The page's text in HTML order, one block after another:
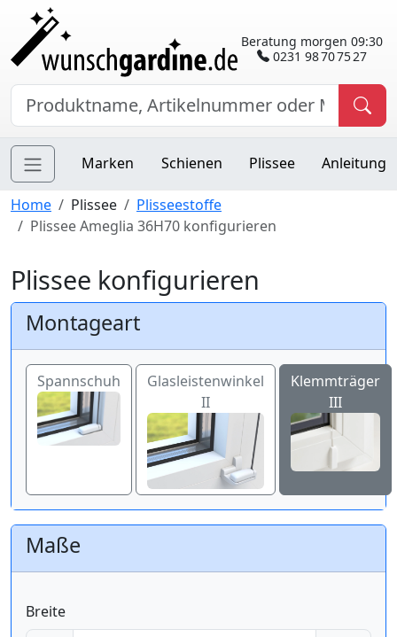
Beratung morgen 09:30
0231 98 70 75 27
Marken Schienen Plissee Anleitung
Home Plissee
Plisseestoffe
Plissee Ameglia 36H70 konfigurieren
Plissee konfigurieren
Montageart
Spannschuh
Glasleistenwinkel
II
Klemmträger
III
Maße
Breite